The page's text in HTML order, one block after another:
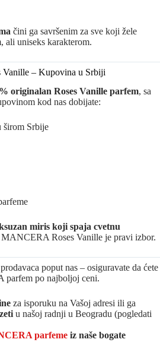
čini ga savršenim za sve koji žele
ali uniseks karakterom.
– Kupovina u Srbiji
originalan Roses Vanille parfem, sa
kod nas dobijate:
širom Srbije
miris koji spaja cvetnu
MANCERA Roses Vanille je pravi izbor.
poput nas – osiguravate da ćete
po najboljoj ceni.
za isporuku na Vašoj adresi ili ga
u našoj radnji u Beogradu (pogledati
parfeme iz naše bogate